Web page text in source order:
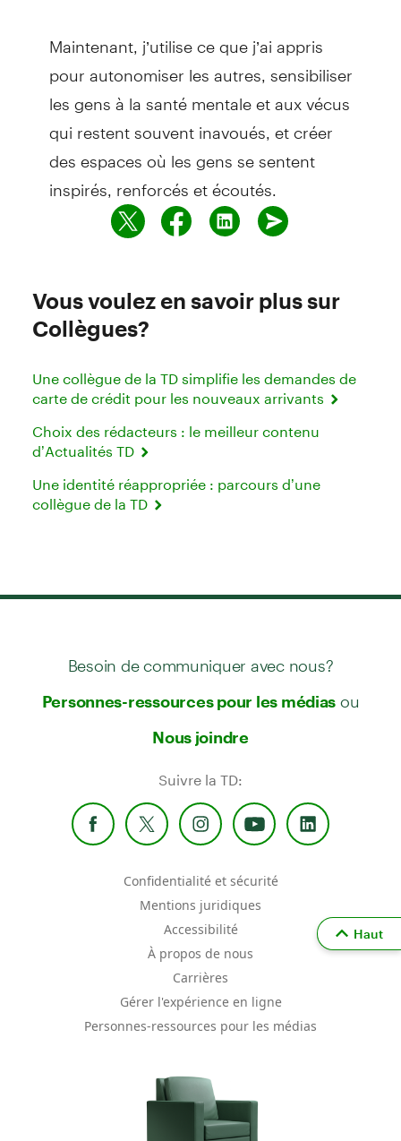
Maintenant, j’utilise ce que j’ai appris
pour autonomiser les autres, sensibiliser
les gens à la santé mentale et aux vécus
qui restent souvent inavoués, et créer
des espaces où les gens se sentent
inspirés, renforcés et écoutés.
Vous voulez en savoir plus sur
Collègues?
Une collègue de la TD simplifie les demandes de
carte de crédit pour les nouveaux arrivants
Choix des rédacteurs : le meilleur contenu
d’Actualités TD
Une identité réappropriée : parcours d’une
collègue de la TD
Besoin de communiquer avec nous?
Personnes-ressources pour les médias ou
Nous joindre
Suivre la TD:
Confidentialité et sécurité
Mentions juridiques
Accessibilité
À propos de nous
Carrières
Gérer l'expérience en ligne
Personnes-ressources pour les médias
Haut